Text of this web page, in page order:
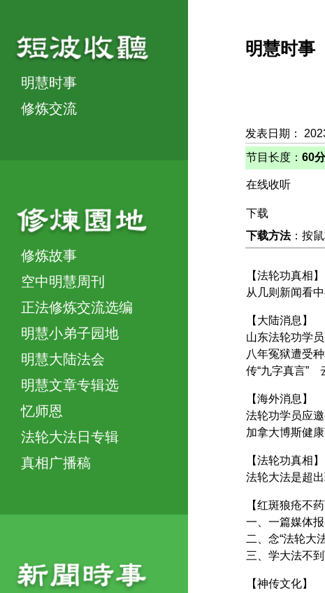
明慧时事
修炼交流
修炼故事
空中明慧周刊
正法修炼交流选编
明慧小弟子园地
明慧大陆法会
明慧文章专辑选
忆师恩
法轮大法日专辑
真相广播稿
明慧时事
发表日期：
节目长度： 60分
在线收听
下载
下载方法：按
【法轮功真相】
从几则新闻看
【大陆消息】
山东法轮功学
八年冤狱遭受
传“九字真言”
【海外消息】
法轮功学员应
加拿大博斯健
【法轮功真相】
法轮大法是超
【红斑狼疮不
一、一篇媒体
二、念“法轮大
三、学大法不
【神传文化】